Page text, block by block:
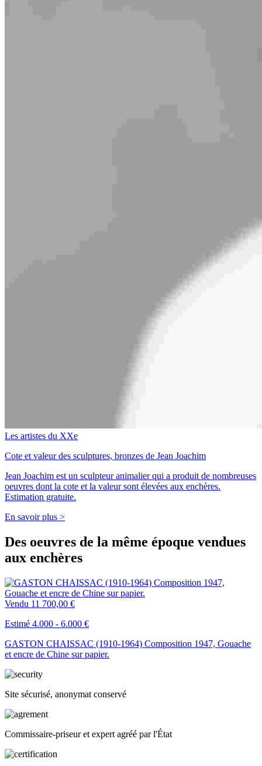
Les artistes du XXe
Cote et valeur des sculptures, bronzes de Jean Joachim
Jean Joachim est un sculpteur animalier qui a produit de nombreuses
oeuvres dont la cote et la valeur sont élevées aux enchères.
Estimation gratuite.
En savoir plus >
Des oeuvres de la même époque vendues
aux enchères
Vendu 11 700,00 €
Estimé 4.000 - 6.000 €
GASTON CHAISSAC (1910-1964) Composition 1947, Gouache
et encre de Chine sur papier.
Site sécurisé, anonymat conservé
Commissaire-priseur et expert agréé par l'État